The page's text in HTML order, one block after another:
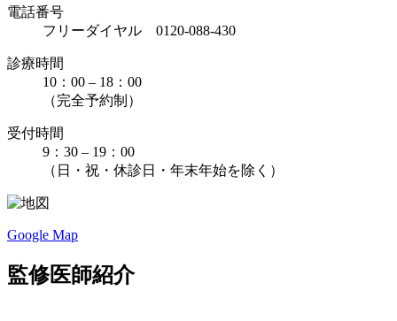
電話番号
フリーダイヤル 0120-088-430
診療時間
10：00 – 18：00
（完全予約制）
受付時間
9：30 – 19：00
（日・祝・休診日・年末年始を除く）
Google Map
監修医師紹介